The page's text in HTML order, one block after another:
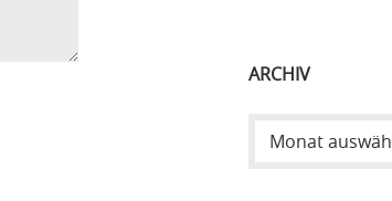
ARCHIV